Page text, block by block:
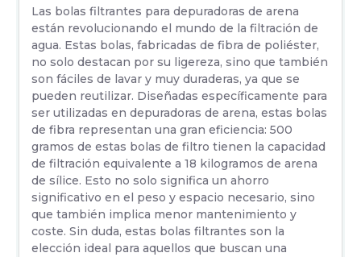
Las bolas filtrantes para depuradoras de arena
están revolucionando el mundo de la filtración de
agua. Estas bolas, fabricadas de fibra de poliéster,
no solo destacan por su ligereza, sino que también
son fáciles de lavar y muy duraderas, ya que se
pueden reutilizar. Diseñadas específicamente para
ser utilizadas en depuradoras de arena, estas bolas
de fibra representan una gran eficiencia: 500
gramos de estas bolas de filtro tienen la capacidad
de filtración equivalente a 18 kilogramos de arena
de sílice. Esto no solo significa un ahorro
significativo en el peso y espacio necesario, sino
que también implica menor mantenimiento y
coste. Sin duda, estas bolas filtrantes son la
elección ideal para aquellos que buscan una